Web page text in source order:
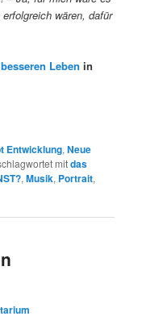
wären, dafür
Leben in
Entwicklung,Neue
mitdas
,Musik, Portrait,